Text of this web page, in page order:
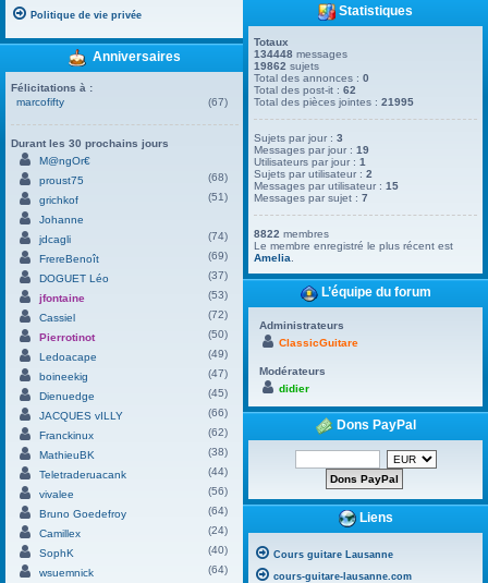
Politique de vie privée
Anniversaires
Félicitations à :
marcofifty
(67)
Durant les 30 prochains jours
M@ngOr€
proust75
(68)
grichkof
(51)
Johanne
jdcagli
(74)
FrereBenoît
(69)
DOGUET Léo
(37)
jfontaine
(53)
Cassiel
(72)
Pierrotinot
(50)
Ledoacape
(49)
boineekig
(47)
Dienuedge
(45)
JACQUES vILLY
(66)
Franckinux
(62)
MathieuBK
(38)
Teletraderuacank
(44)
vivalee
(56)
Bruno Goedefroy
(64)
Camillex
(24)
SophK
(40)
wsuemnick
(64)
Statistiques
Totaux
134448 messages
19862 sujets
Total des annonces :0
Total des post-it :62
Total des pièces jointes :21995
Sujets par jour :3
Messages par jour :19
Utilisateurs par jour :1
Sujets par utilisateur :2
Messages par utilisateur :15
Messages par sujet :7
8822 membres
Le membre enregistré le plus récent est
Amelia
L’équipe du forum
Administrateurs
ClassicGuitare
Modérateurs
didier
Dons PayPal
Liens
Cours guitare Lausanne
cours-guitare-lausanne.com